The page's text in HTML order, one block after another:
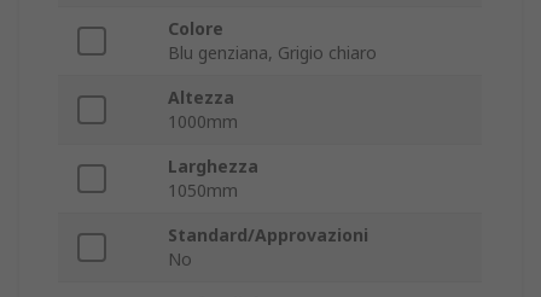
Colore
Blu genziana, Grigio chiaro
Altezza
1000mm
Larghezza
1050mm
Standard/Approvazioni
No